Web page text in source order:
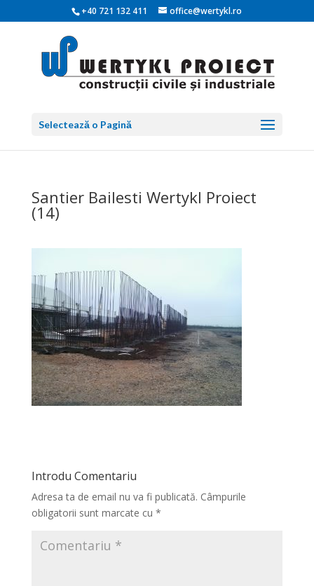
+40 721 132 411 office@wertykl.ro
Selectează o Pagină
Santier Bailesti Wertykl Proiect
(14)
Introdu Comentariu
Adresa ta de email nu va fi publicată. Câmpurile
obligatorii sunt marcate cu *